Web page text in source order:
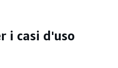
i casi d'uso